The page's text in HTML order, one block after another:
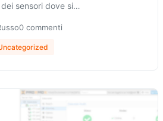
sensori dove si…
0 commenti